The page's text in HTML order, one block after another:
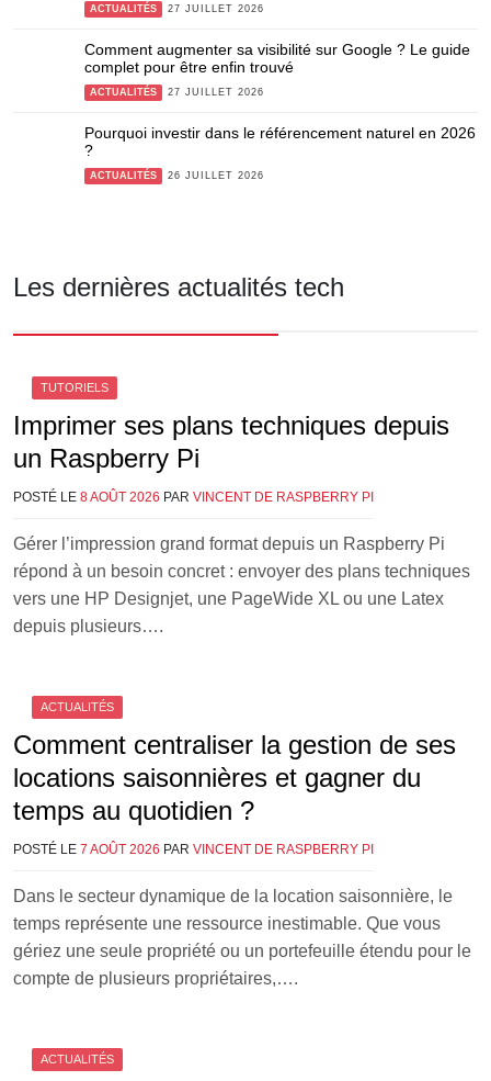
ACTUALITÉS 27 JUILLET 2026
Comment augmenter sa visibilité sur Google ? Le guide
complet pour être enfin trouvé
ACTUALITÉS 27 JUILLET 2026
Pourquoi investir dans le référencement naturel en 2026
?
ACTUALITÉS 26 JUILLET 2026
Les dernières actualités tech
TUTORIELS
Imprimer ses plans techniques depuis
un Raspberry Pi
POSTÉ LE 8 AOÛT 2026 PAR VINCENT DE RASPBERRY PI
Gérer l’impression grand format depuis un Raspberry Pi
répond à un besoin concret : envoyer des plans techniques
vers une HP Designjet, une PageWide XL ou une Latex
depuis plusieurs….
ACTUALITÉS
Comment centraliser la gestion de ses
locations saisonnières et gagner du
temps au quotidien ?
POSTÉ LE 7 AOÛT 2026 PAR VINCENT DE RASPBERRY PI
Dans le secteur dynamique de la location saisonnière, le
temps représente une ressource inestimable. Que vous
gériez une seule propriété ou un portefeuille étendu pour le
compte de plusieurs propriétaires,….
ACTUALITÉS